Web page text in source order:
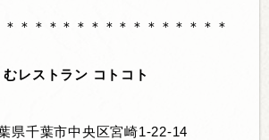
＊＊＊＊＊＊＊＊＊＊＊＊＊＊＊＊
レストラン コトコト
県千葉市中央区宮崎1-22-14